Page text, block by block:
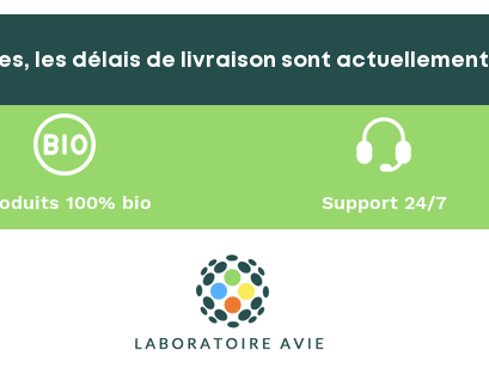
les délais de livraison sont actuellement
100% bio Support 24/7